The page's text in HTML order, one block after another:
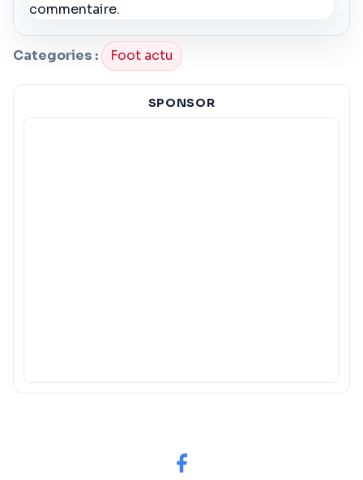
commentaire.
Categories : Foot actu
SPONSOR